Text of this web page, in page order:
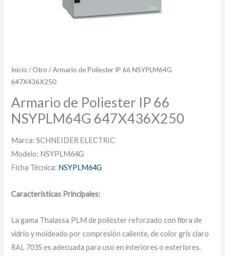
Inicio / Otro / Armario de Poliester IP 66 NSYPLM64G
647X436X250
Armario de Poliester IP 66
NSYPLM64G 647X436X250
Marca: SCHNEIDER ELECTRIC
Modelo: NSYPLM64G
Ficha Técnica: NSYPLM64G
Características Principales:
La gama Thalassa PLM de poliéster reforzado con fibra de
vidrio y moldeado por compresión caliente, de color gris claro
RAL 7035 es adecuada para uso en interiores o exteriores.